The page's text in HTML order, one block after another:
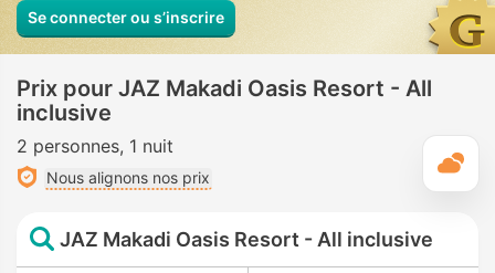
Se connecter ou s’inscrire
Prix pour JAZ Makadi Oasis Resort - All
inclusive
2 personnes 1 nuit
Nous alignons nos prix
JAZ Makadi Oasis Resort - All inclusive